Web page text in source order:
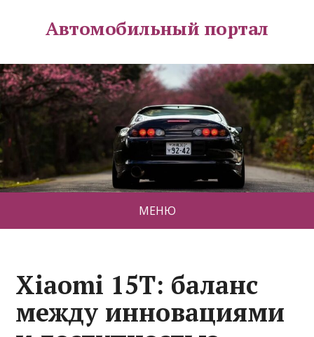
Автомобильный портал
МЕНЮ
Xiaomi 15T: баланс
между инновациями